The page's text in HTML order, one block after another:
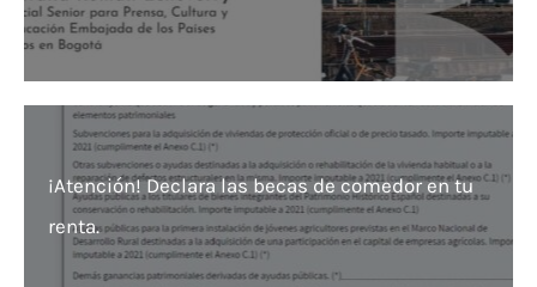
¡Atención! Declara las becas de comedor en tu
renta.